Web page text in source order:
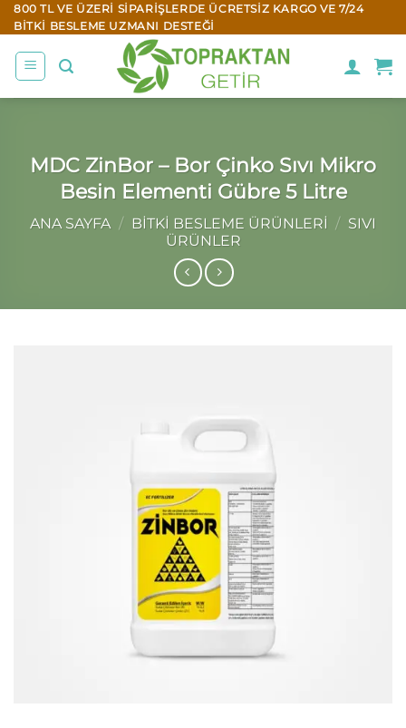
İçeriğe
atla
800 TL VE ÜZERI SIPARIŞLERDE ÜCRETSIZ KARGO VE 7/24
BITKI BESLEME UZMANI DESTEĞI
MDC ZinBor – Bor Çinko Sıvı Mikro
Besin Elementi Gübre 5 Litre
ANA SAYFA / BITKI BESLEME ÜRÜNLERI / SIVI
ÜRÜNLER